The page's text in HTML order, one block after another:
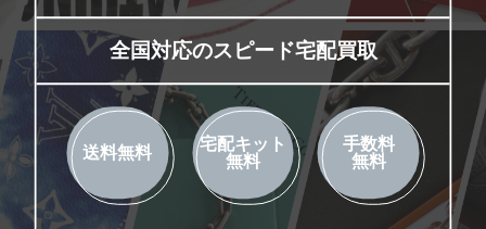
全国対応のスピード宅配買取
送料無料
宅配キット
無料
手数料
無料